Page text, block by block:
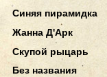
Синяя пирамидка
Жанна Д'Арк
Скупой рыцарь
Без названия